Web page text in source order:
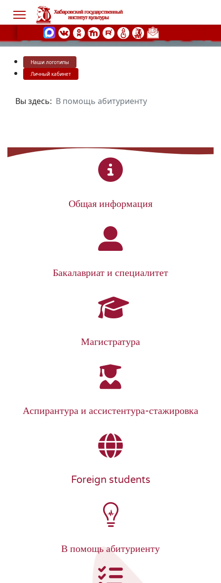
Наши логотипы
Личный кабинет
Вы здесь: В помощь абитуриенту
Общая информация
Бакалавриат и специалитет
Магистратура
Аспирантура и ассистентура-стажировка
Foreign students
В помощь абитуриенту